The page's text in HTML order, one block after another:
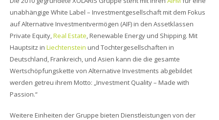
unabhängige White Label – Investmentgesellschaft mit dem Fokus
auf Alternative Investmentvermögen (AIF) in den Assetklassen
Private Equity,Real Estate, Renewable Energy und Shipping. Mit
Hauptsitz in Liechtenstein und Tochtergesellschaften in
Deutschland, Frankreich, und Asien kann die die gesamte
Wertschöpfungskette von Alternative Investments abgebildet
werden getreu ihrem Motto: „Investment Quality – Made with
Passion.“
Weitere Einheiten der Gruppe bieten Dienstleistungen von der